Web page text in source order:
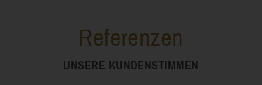
Referenzen
UNSERE KUNDENSTIMMEN